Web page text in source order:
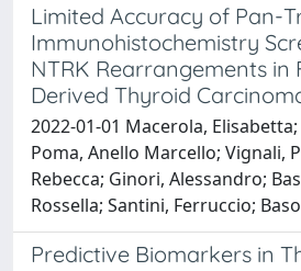
Limited Accuracy of Pan-
Immunohistochemistry
NTRK Rearrangements in
Derived Thyroid
2022-01-01 Macerola,
Poma, Anello Marcello; Vignali,
Rebecca; Ginori, Alessandro;
Rossella; Santini, Ferruccio;
Predictive Biomarkers in